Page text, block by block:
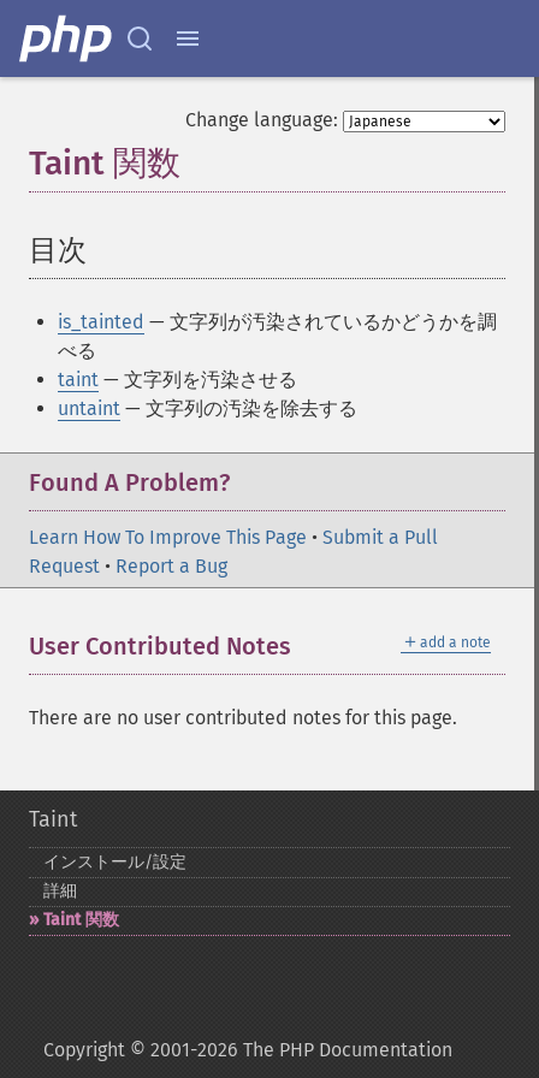
Change language:
Taint 関数
目次
is_tainted — 文字列が汚染されているかどうかを調
べる
taint — 文字列を汚染させる
untaint — 文字列の汚染を除去する
Found A Problem?
Learn How To Improve This Page • Submit a Pull
Request • Report a Bug
＋ add a note
User Contributed Notes
There are no user contributed notes for this page.
Taint
インストール/設定
詳細
Taint 関数
Copyright © 2001-2026 The PHP Documentation